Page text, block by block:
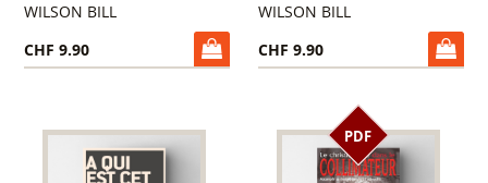
WILSON BILL
CHF 9.90
WILSON BILL
CHF 9.90
PDF